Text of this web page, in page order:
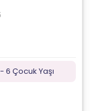
6 Çocuk Yaşı